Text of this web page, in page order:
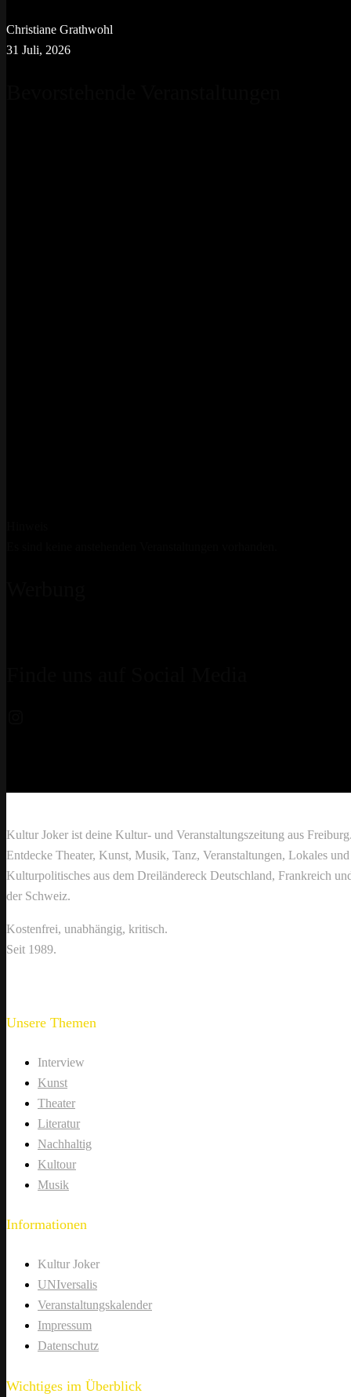
Christiane Grathwohl
31 Juli, 2026
Kultur Joker ist deine Kultur- und Veranstaltungszeitung aus
Entdecke Theater, Kunst, Musik, Tanz, Veranstaltungen, Lokales und
Kulturpolitisches aus dem Dreiländereck Deutschland, Frankreich
der Schweiz.
Kostenfrei, unabhängig, kritisch.
Seit 1989.
Unsere Themen
Interview
Kunst
Theater
Literatur
Nachhaltig
Kultour
Musik
Informationen
Kultur Joker
UNIversalis
Veranstaltungskalender
Impressum
Datenschutz
Wichtiges im Überblick